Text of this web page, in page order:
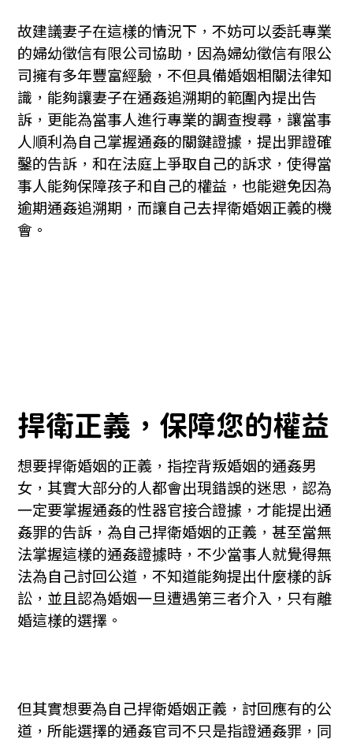
故建議妻子在這樣的情況下，不妨可以委託專業
的婦幼徵信有限公司協助，因為婦幼徵信有限公
司擁有多年豐富經驗，不但具備婚姻相關法律知
識，能夠讓妻子在通姦追溯期的範圍內提出告
訴，更能為當事人進行專業的調查搜尋，讓當事
人順利為自己掌握通姦的關鍵證據，提出罪證確
鑿的告訴，和在法庭上爭取自己的訴求，使得當
事人能夠保障孩子和自己的權益，也能避免因為
逾期通姦追溯期，而讓自己去捍衛婚姻正義的機
會。
捍衛正義，保障您的權益
想要捍衛婚姻的正義，指控背叛婚姻的通姦男
女，其實大部分的人都會出現錯誤的迷思，認為
一定要掌握通姦的性器官接合證據，才能提出通
姦罪的告訴，為自己捍衛婚姻的正義，甚至當無
法掌握這樣的通姦證據時，不少當事人就覺得無
法為自己討回公道，不知道能夠提出什麼樣的訴
訟，並且認為婚姻一旦遭遇第三者介入，只有離
婚這樣的選擇。
但其實想要為自己捍衛婚姻正義，討回應有的公
道，所能選擇的通姦官司不只是指證通姦罪，同